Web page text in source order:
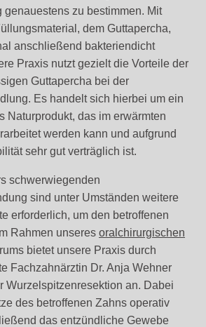
zu bestimmen. Mit
dem Guttapercha,
anschließend bakteriendicht
Praxis nutzt gezielt die Vorteile der
Guttapercha bei der
Es handelt sich hierbei um ein
Naturprodukt, das im erwärmten
werden kann und aufgrund
sehr gut verträglich ist.
schwerwiegenden
sind unter Umständen weitere
erforderlich, um den betroffenen
Rahmen unseres oralchirurgischen
bietet unsere Praxis durch
Fachzahnärztin Dr. Anja Wehner
Wurzelspitzenresektion an. Dabei
des betroffenen Zahns operativ
das entzündliche Gewebe